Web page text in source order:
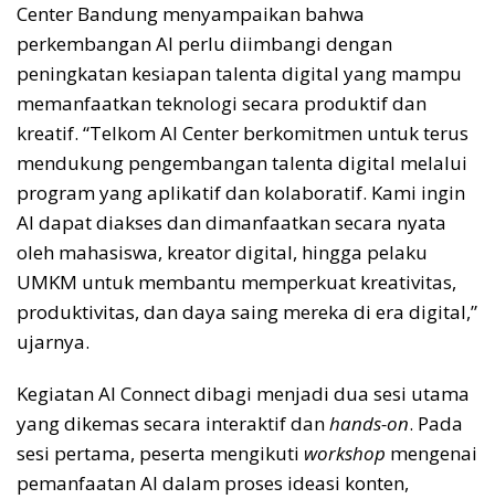
Center Bandung menyampaikan bahwa
perkembangan AI perlu diimbangi dengan
peningkatan kesiapan talenta digital yang mampu
memanfaatkan teknologi secara produktif dan
kreatif. “Telkom AI Center berkomitmen untuk terus
mendukung pengembangan talenta digital melalui
program yang aplikatif dan kolaboratif. Kami ingin
AI dapat diakses dan dimanfaatkan secara nyata
oleh mahasiswa, kreator digital, hingga pelaku
UMKM untuk membantu memperkuat kreativitas,
produktivitas, dan daya saing mereka di era digital,”
ujarnya.
Kegiatan AI Connect dibagi menjadi dua sesi utama
yang dikemas secara interaktif danhands-on. Pada
sesi pertama, peserta mengikuti workshop mengenai
pemanfaatan AI dalam proses ideasi konten,